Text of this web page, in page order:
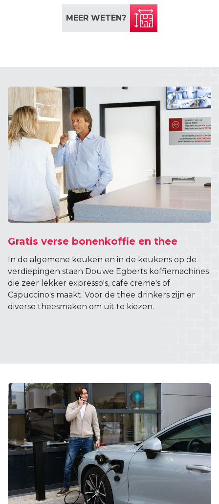
MEER WETEN?
Gratis verse bonenkoffie en thee
In de algemene keuken en in de keukens op de
verdiepingen staan Douwe Egberts koffiemachines
die zeer lekker expresso's, cafe creme's of
Capuccino's maakt. Voor de thee drinkers zijn er
diverse theesmaken om uit te kiezen.